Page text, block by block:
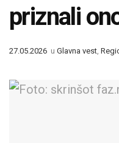
priznali
27.05.2026 u Glavna vest,